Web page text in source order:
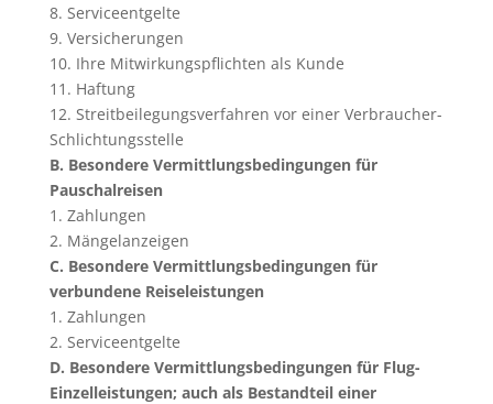
8. Serviceentgelte
9. Versicherungen
10. Ihre Mitwirkungspflichten als Kunde
11. Haftung
12. Streitbeilegungsverfahren vor einer Verbraucher-
Schlichtungsstelle
B. Besondere Vermittlungsbedingungen für
Pauschalreisen
1. Zahlungen
2. Mängelanzeigen
C. Besondere Vermittlungsbedingungen für
verbundene Reiseleistungen
1. Zahlungen
2. Serviceentgelte
D. Besondere Vermittlungsbedingungen für Flug-
Einzelleistungen; auch als Bestandteil einer